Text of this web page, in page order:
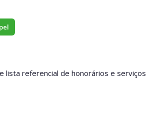
lista referencial de honorários e serviços